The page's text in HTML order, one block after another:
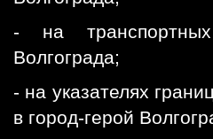
- на
Волгограда;
- на указателях
в город-герой